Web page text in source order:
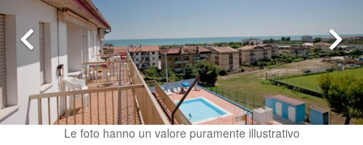
Le foto hanno un valore puramente illustrativo